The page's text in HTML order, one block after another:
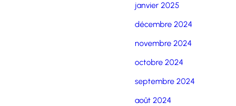
janvier 2025
décembre 2024
novembre 2024
octobre 2024
septembre 2024
août 2024